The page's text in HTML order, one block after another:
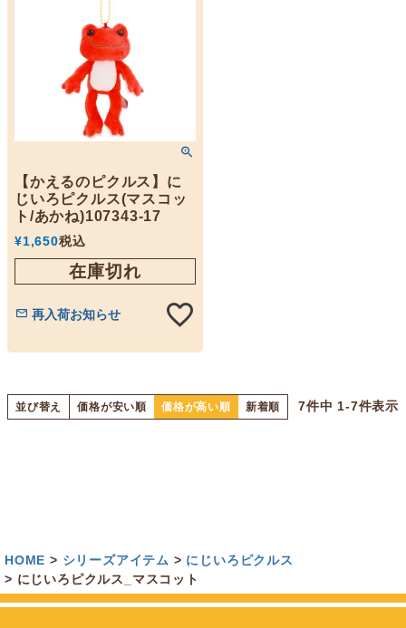
【かえるのピクルス】に
じいろピクルス(マスコッ
ト/あかね)107343-17
¥1,650税込
在庫切れ
再入荷お知らせ
並び替え 価格が安い順 価格が高い順 新着順 7件中 1-7件表示
HOME シリーズアイテム
にじいろピクルス
にじいろピクルス_マスコット